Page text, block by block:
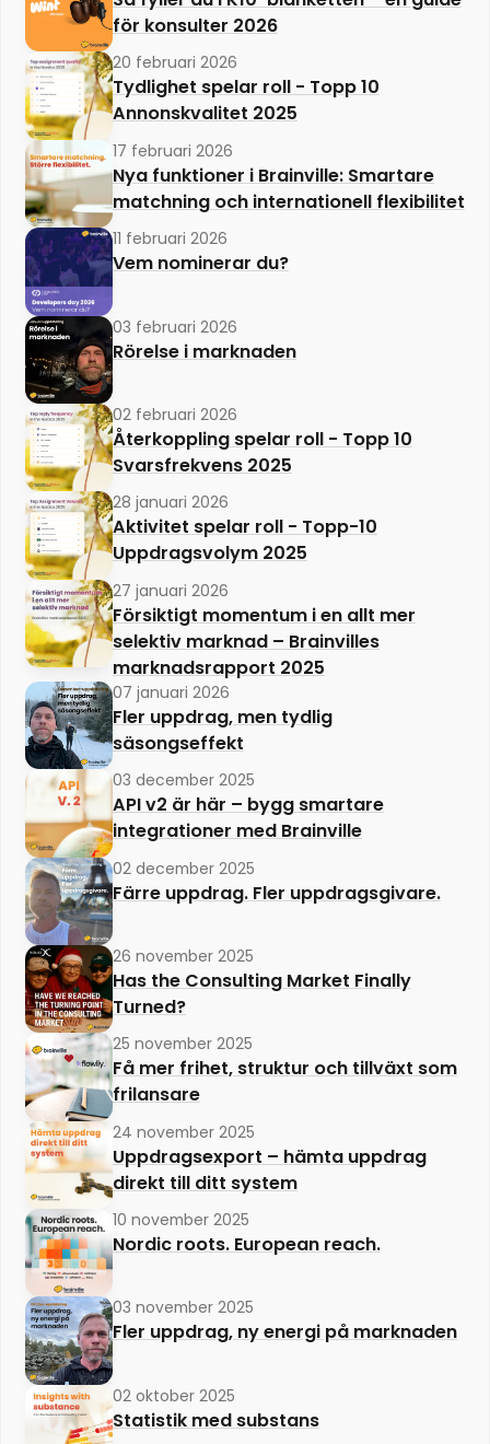
för konsulter 2026
20 februari 2026
Tydlighet spelar roll - Topp 10
Annonskvalitet 2025
17 februari 2026
Nya funktioner i Brainville: Smartare
matchning och internationell flexibilitet
11 februari 2026
Vem nominerar du?
03 februari 2026
Rörelse i marknaden
02 februari 2026
Återkoppling spelar roll - Topp 10
Svarsfrekvens 2025
28 januari 2026
Aktivitet spelar roll - Topp-10
Uppdragsvolym 2025
27 januari 2026
Försiktigt momentum i en allt mer
selektiv marknad – Brainvilles
marknadsrapport 2025
07 januari 2026
Fler uppdrag, men tydlig
säsongseffekt
03 december 2025
API v2 är här – bygg smartare
integrationer med Brainville
02 december 2025
Färre uppdrag. Fler uppdragsgivare.
26 november 2025
Has the Consulting Market Finally
Turned?
25 november 2025
Få mer frihet, struktur och tillväxt som
frilansare
24 november 2025
Uppdragsexport – hämta uppdrag
direkt till ditt system
10 november 2025
Nordic roots. European reach.
03 november 2025
Fler uppdrag, ny energi på marknaden
02 oktober 2025
Statistik med substans